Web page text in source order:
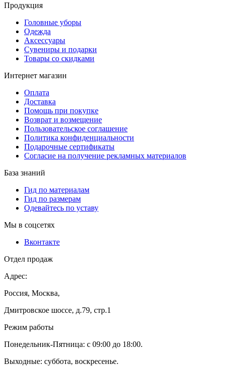
Продукция
Головные уборы
Одежда
Аксессуары
Сувениры и подарки
Товары со скидками
Интернет магазин
Оплата
Доставка
Помощь при покупке
Возврат и возмещение
Пользовательское соглашение
Политика конфиденциальности
Подарочные сертификаты
Согласие на получение рекламных материалов
База знаний
Гид по материалам
Гид по размерам
Одевайтесь по уставу
Мы в соцсетях
Вконтакте
Отдел продаж
Адрес:
Россия, Москва,
Дмитровское шоссе, д.79, стр.1
Режим работы
Понедельник-Пятница: с 09:00 до 18:00.
Выходные: суббота, воскресенье.